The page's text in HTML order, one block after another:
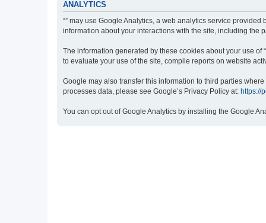
ANALYTICS
“” may use Google Analytics, a web analytics service
information about your interactions with the site, including the
The information generated by these cookies about your use
to evaluate your use of the site, compile reports on website
Google may also transfer this information to third parties
processes data, please see Google’s Privacy Policy at: https://
You can opt out of Google Analytics by installing the Google